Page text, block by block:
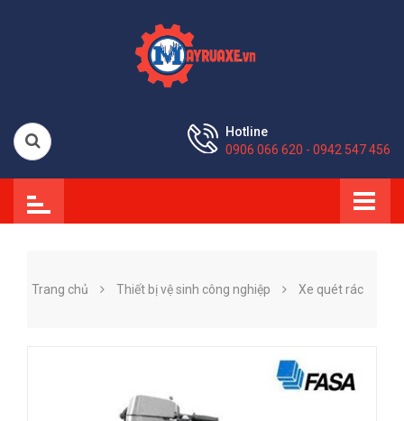
Hotline
0906 066 620 - 0942 547 456
Trang chủ Thiết bị vệ sinh công nghiệp Xe quét rác